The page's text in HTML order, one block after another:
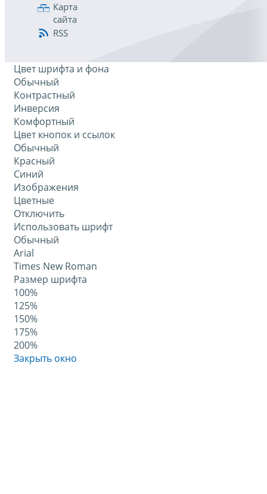
Карта
сайта
RSS
Цвет шрифта и фона
Обычный
Контрастный
Инверсия
Комфортный
Цвет кнопок и ссылок
Обычный
Красный
Синий
Изображения
Цветные
Отключить
Использовать шрифт
Обычный
Arial
Times New Roman
Размер шрифта
100%
125%
150%
175%
200%
Закрыть окно